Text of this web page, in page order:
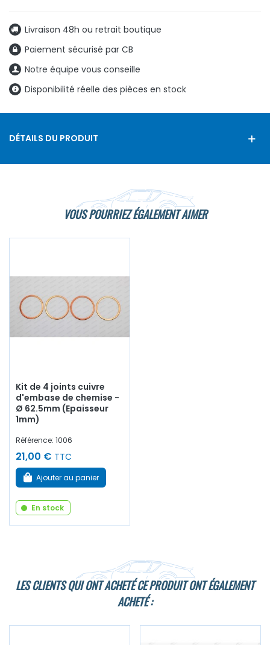
Livraison 48h ou retrait boutique
Paiement sécurisé par CB
Notre équipe vous conseille
Disponibilité réelle des pièces en stock
DÉTAILS DU PRODUIT
VOUS POURRIEZ ÉGALEMENT AIMER
Kit de 4 joints cuivre
d'embase de chemise -
Ø 62.5mm (Epaisseur
1mm)
Référence: 1006
21,00 € TTC
Ajouter au panier
En stock
LES CLIENTS QUI ONT ACHETÉ CE PRODUIT ONT ÉGALEMENT
ACHETÉ :